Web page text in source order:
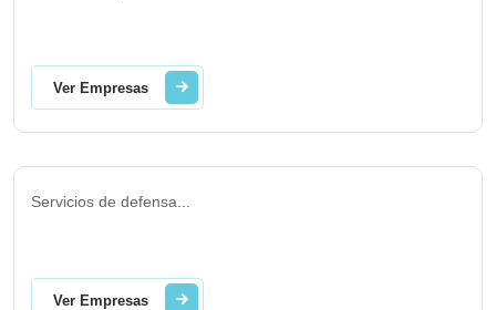
Ver Empresas
Servicios de defensa
Ver Empresas